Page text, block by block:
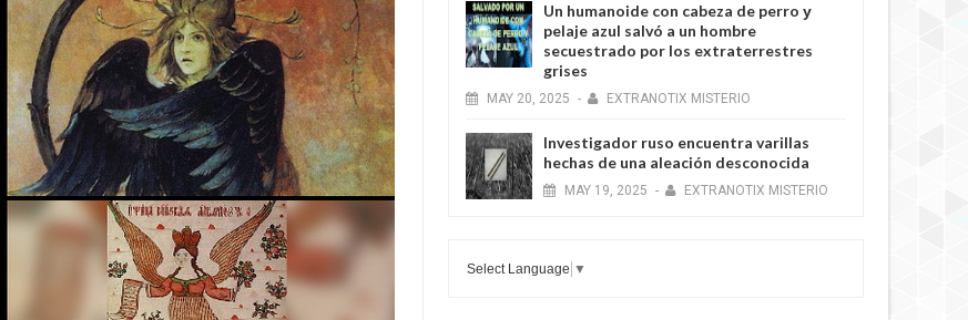
Un humanoide con cabeza de perro у
pelaje azul salvó a un hombre
secuestrado por los extraterrestres
grises
MAY 20, 2025 - EXTRANOTIX MISTERIO
Investigador ruso encuentra varillas
hechas de una aleación desconocida
MAY 19, 2025 - EXTRANOTIX MISTERIO
Select Language ▼